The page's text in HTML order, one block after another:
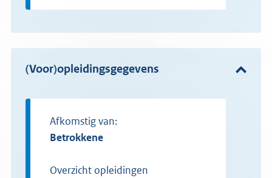
(Voor)opleidingsgegevens
Afkomstig van:
betrokkene
Overzicht opleidingen